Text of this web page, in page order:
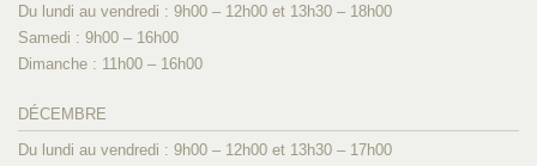
Du lundi au vendredi : 9h00 – 12h00 et 13h30 – 18h00
Samedi : 9h00 – 16h00
Dimanche : 11h00 – 16h00
DÉCEMBRE
Du lundi au vendredi : 9h00 – 12h00 et 13h30 – 17h00